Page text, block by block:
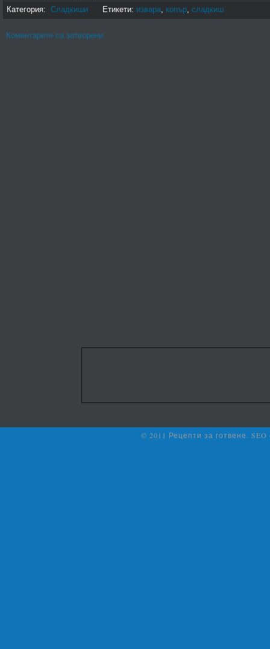
Категория: Сладкиши Етикети: извара, копър, сладкиш
Коментарите са затворени.
© 2011 Рецепти за готвене.